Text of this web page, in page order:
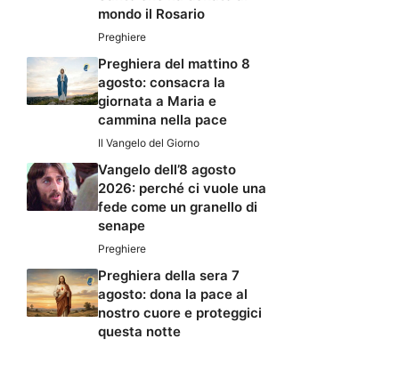
mondo il Rosario
Preghiere
Preghiera del mattino 8
agosto: consacra la
giornata a Maria e
cammina nella pace
Il Vangelo del Giorno
Vangelo dell’8 agosto
2026: perché ci vuole una
fede come un granello di
senape
Preghiere
Preghiera della sera 7
agosto: dona la pace al
nostro cuore e proteggici
questa notte